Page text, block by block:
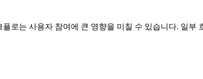
로는 사용자 참여에 큰 영향을 미칠 수 있습니다. 일부